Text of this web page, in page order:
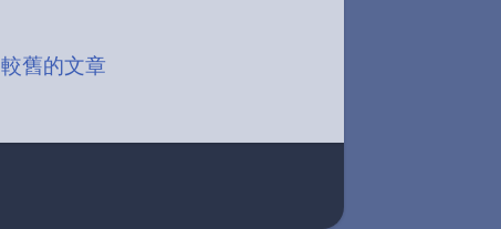
較舊的文章